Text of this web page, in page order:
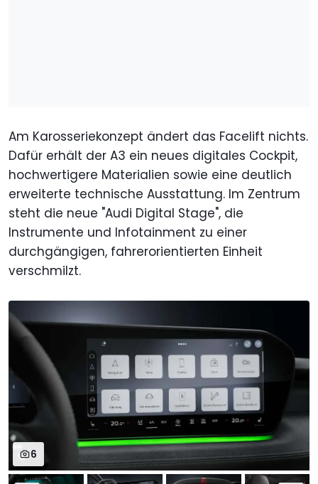
Am Karosseriekonzept ändert das Facelift nichts.
Dafür erhält der A3 ein neues digitales Cockpit,
hochwertigere Materialien sowie eine deutlich
erweiterte technische Ausstattung. Im Zentrum
steht die neue "Audi Digital Stage", die
Instrumente und Infotainment zu einer
durchgängigen, fahrerorientierten Einheit
verschmilzt.
6